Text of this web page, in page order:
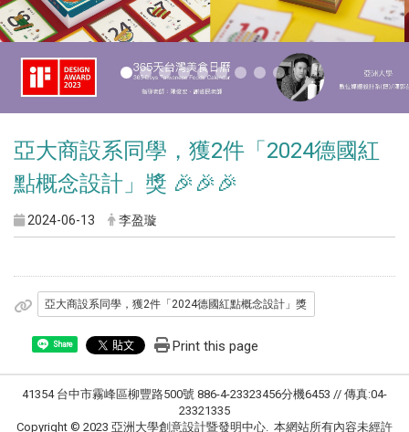
亞大商設系同學，獲2件「2024德國紅
點概念設計」獎 🎉🎉🎉
2024-06-13 李盈璇
亞大商設系同學，獲2件「2024德國紅點概念設計」獎
Share Print this page
41354 台中市霧峰區柳豐路500號 886-4-23323456分機6453 // 傳真:04-
23321335
Copyright © 2023 亞洲大學創意設計暨發明中心. 本網站所有內容未經許